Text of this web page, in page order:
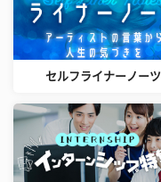
セルフライナーノーツ